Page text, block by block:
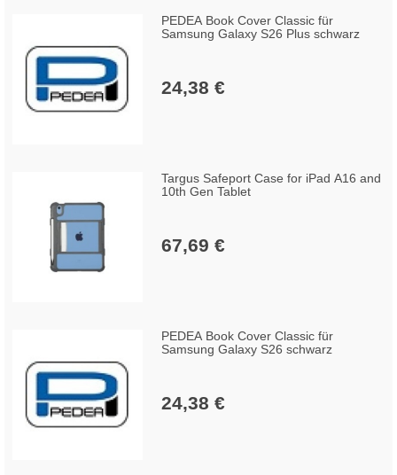
PEDEA Book Cover Classic für
Samsung Galaxy S26 Plus schwarz
24,38 €
Targus Safeport Case for iPad A16 and
10th Gen Tablet
67,69 €
PEDEA Book Cover Classic für
Samsung Galaxy S26 schwarz
24,38 €